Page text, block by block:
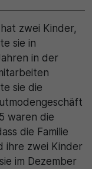
zwei Kinder,
sie in
in der
sie die
waren die
die Familie
ihre zwei Kinder
im Dezember